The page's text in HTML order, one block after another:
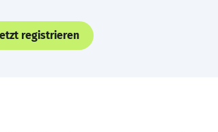
registrieren